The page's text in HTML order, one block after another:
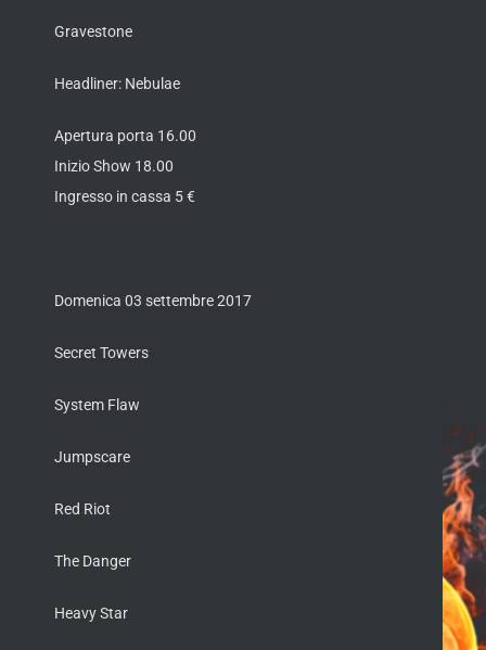
Gravestone
Headliner: Nebulae
Apertura porta 16.00
Inizio Show 18.00
Ingresso in cassa 5 €
Domenica 03 settembre 2017
Secret Towers
System Flaw
Jumpscare
Red Riot
The Danger
Heavy Star